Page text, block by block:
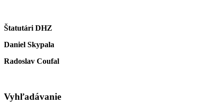
Štatutári DHZ
Daniel Skypala
Radoslav Coufal
Vyhľadávanie